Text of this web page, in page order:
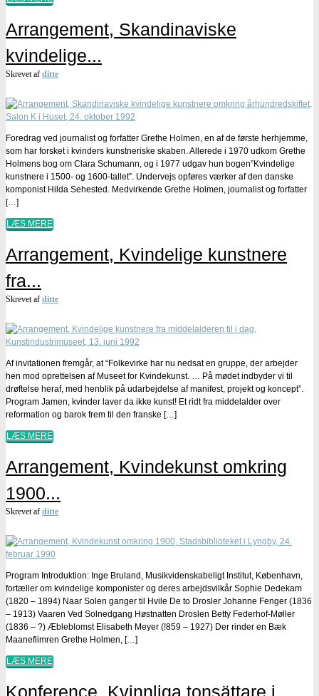
Arrangement, Skandinaviske
kvindelige...
Skrevet af ditte
Foredrag ved journalist og forfatter Grethe Holmen, en af de første herhjemme,
som har forsket i kvinders kunstneriske skaben. Allerede i 1970 udkom Grethe
Holmens bog om Clara Schumann, og i 1977 udgav hun bogen”Kvindelige
kunstnere i 1500- og 1600-tallet”. Undervejs opføres værker af den danske
komponist Hilda Sehested. Medvirkende Grethe Holmen, journalist og forfatter
[…]
LÆS MERE
Arrangement, Kvindelige kunstnere
fra...
Skrevet af ditte
Af invitationen fremgår, at “Folkevirke har nu nedsat en gruppe, der arbejder
hen mod oprettelsen af Museet for Kvindekunst. … På mødet indbyder vi til
drøftelse heraf, med henblik på udarbejdelse af manifest, projekt og koncept”.
Program Jamen, kvinder laver da ikke kunst! Et ridt fra middelalder over
reformation og barok frem til den franske […]
LÆS MERE
Arrangement, Kvindekunst omkring
1900...
Skrevet af ditte
Program Introduktion: Inge Bruland, Musikvidenskabeligt Institut, København,
fortæller om kvindelige komponister og deres arbejdsvilkår Sophie Dedekam
(1820 – 1894) Naar Solen ganger til Hvile De to Drosler Johanne Fenger (1836
– 1913) Vaaren Ved Solnedgang Høstnatten Droslen Betty Federhof-Møller
(1836 – ?) Æbleblomst Elisabeth Meyer (!859 – 1927) Der rinder en Bæk
Maaneflimren Grethe Holmen, […]
LÆS MERE
Konference, Kvinnliga tonsättare i